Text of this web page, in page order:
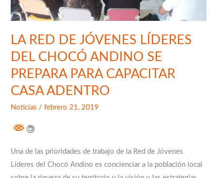
LA RED DE JÓVENES LÍDERES
DEL CHOCÓ ANDINO SE
PREPARA PARA CAPACITAR
CASA ADENTRO
Noticias /febrero 21, 2019
Una de las prioridades de trabajo de la Red de Jóvenes
Líderes del Chocó Andino es concienciar a la población local
ANDINO
SE
PREPARA
CAPACITAR
CASA
ADENTRO